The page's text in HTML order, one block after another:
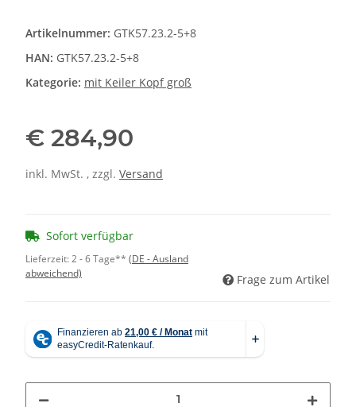
Artikelnummer: GTK57.23.2-5+8
HAN: GTK57.23.2-5+8
Kategorie: mit Keiler Kopf groß
€ 284,90
inkl. MwSt. , zzgl. Versand
Sofort verfügbar
Lieferzeit:2 - 6 Tage** (DE - Ausland
abweichend)
Frage zum Artikel